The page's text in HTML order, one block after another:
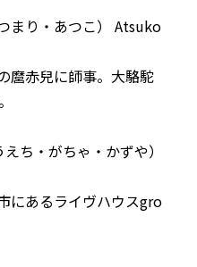
まり・あつこ） Atsuko
兒に師事。大駱駝
在住。
・がちゃ・かずや）
るライヴハウスgro